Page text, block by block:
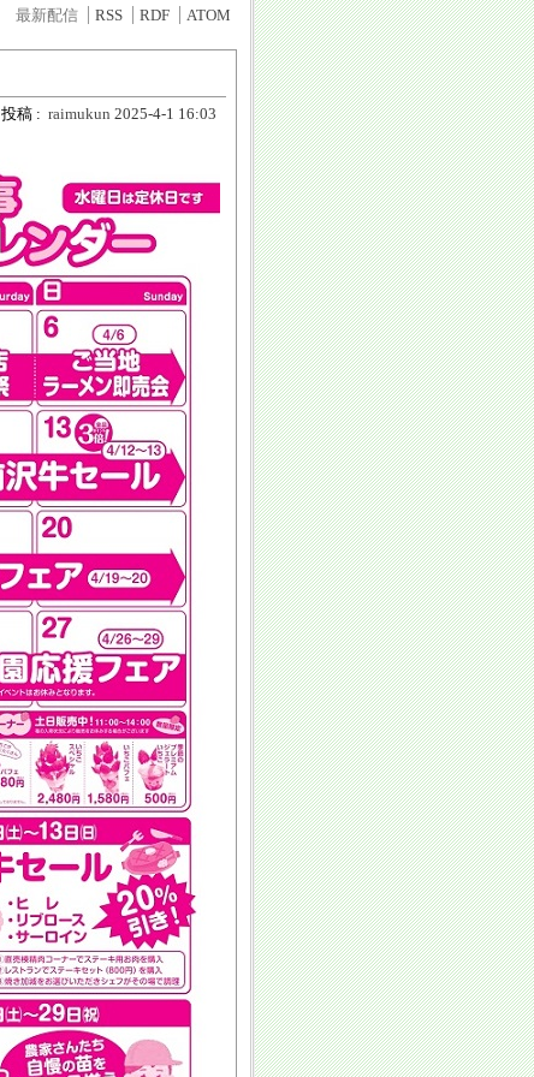
最新配信 RSS RDF ATOM
投稿 : raimukun 2025-4-1 16:03